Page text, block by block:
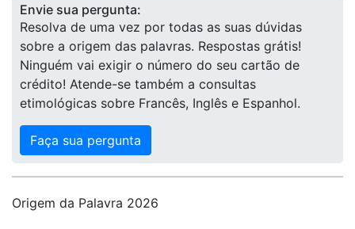
Envie sua pergunta:
Resolva de uma vez por todas as suas dúvidas
sobre a origem das palavras. Respostas grátis!
Ninguém vai exigir o número do seu cartão de
crédito! Atende-se também a consultas
etimológicas sobre Francês, Inglês e Espanhol.
Faça sua pergunta
Origem da Palavra 2026